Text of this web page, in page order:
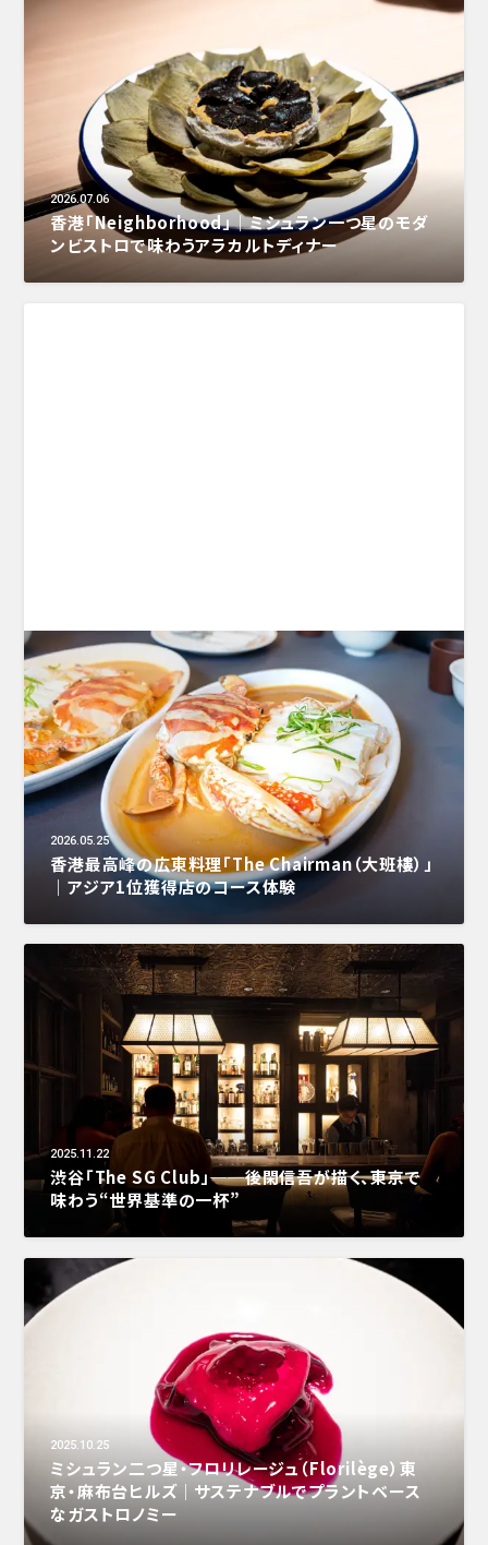
2026.07.06
香港「Neighborhood」｜ミシュラン一つ星のモダ
ンビストロで味わうアラカルトディナー
2026.05.25
香港最高峰の広東料理「The Chairman（大班樓）」
｜アジア1位獲得店のコース体験
2025.11.22
渋谷「The SG Club」──後閑信吾が描く、東京で
味わう“世界基準の一杯”
2025.10.25
ミシュラン二つ星・フロリレージュ（Florilège）東
京・麻布台ヒルズ｜サステナブルでプラントベース
なガストロノミー